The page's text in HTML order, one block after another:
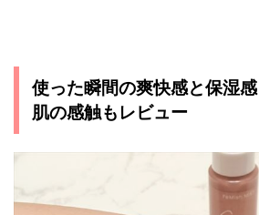
使った瞬間の爽快感と保湿
肌の感触もレビュー